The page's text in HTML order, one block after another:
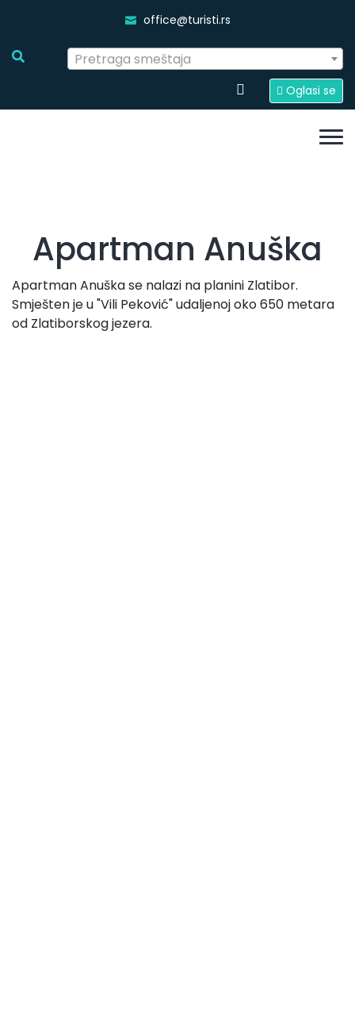
office@turisti.rs
Pretraga smeštaja
Oglasi se
Apartman Anuška
Apartman Anuška se nalazi na planini Zlatibor.
Smješten je u "Vili Peković" udaljenoj oko 650 metara
od Zlatiborskog jezera.